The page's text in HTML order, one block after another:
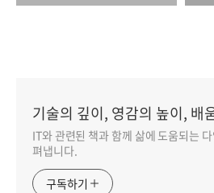
기술의 깊이, 영감의 높이, 배
IT와 관련된 책과 함께 삶에 도움되는
펴냅니다.
구독하기